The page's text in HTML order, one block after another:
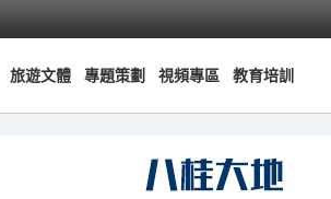
旅遊文體 專題策劃 視頻專區 教育培訓